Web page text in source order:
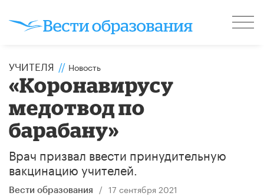
УЧИТЕЛЯ // Новость
«Коронавирусу
медотвод по
барабану»
Врач призвал ввести принудительную
вакцинацию учителей.
Вести образования / 17 сентября 2021